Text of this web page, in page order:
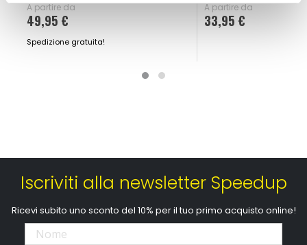
A partire da
49,95 €
Spedizione gratuita!
A partire da
33,95 €
Iscriviti alla newsletter Speedup
Ricevi subito uno sconto del 10% per il tuo primo acquisto online!